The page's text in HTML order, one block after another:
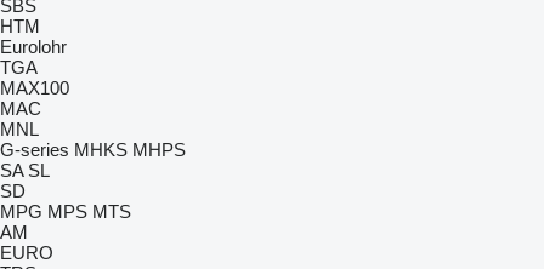
SBS
HTM
Eurolohr
TGA
MAX100
MAC
MNL
G-series MHKS MHPS
SA SL
SD
MPG MPS MTS
AM
EURO